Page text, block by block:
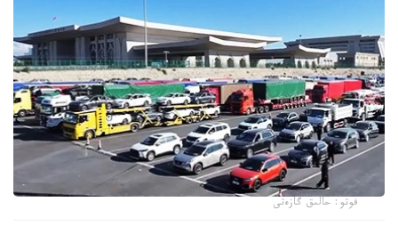
فوتو: حالىق گازەتى